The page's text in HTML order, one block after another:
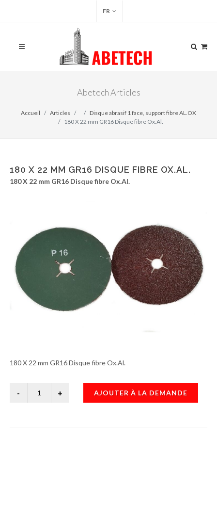
FR
Abetech Articles
Accueil Articles
Disque abrasif 1 face, support fibre AL.OX
180 X 22 mm GR16 Disque fibre Ox.Al.
180 X 22 MM GR16 DISQUE FIBRE OX.AL.
180 X 22 mm GR16 Disque fibre Ox.Al.
180 X 22 mm GR16 Disque fibre Ox.Al.
AJOUTER À LA DEMANDE